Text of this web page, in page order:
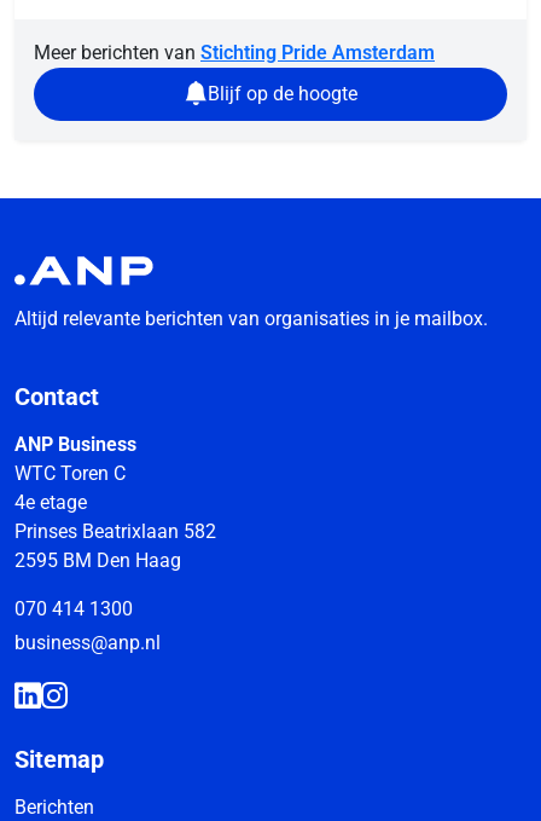
Meer berichten van Stichting Pride Amsterdam
Blijf op de hoogte
Altijd relevante berichten van organisaties in je mailbox.
Contact
ANP Business
WTC Toren C
4e etage
Prinses Beatrixlaan 582
2595 BM Den Haag
070 414 1300
business@anp.nl
Sitemap
Berichten